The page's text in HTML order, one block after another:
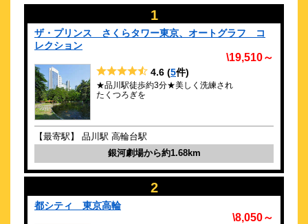
クチコミ-点 (4件)
【品川駅直結】そこにあるのは、あたたかさに満ちたラグジュ
約 1.09 km
京急ＥＸイン品川・新馬場駅北口
2025年3月3日リニューアルオープン！ 品川駅から２駅３分
約 1.2 km
ナインアワーズ品川駅 for men
\4,320～
1
ザ・プリンス さくらタワー東京、オートグラフ コ
レクション
\19,510～
4.6 (5件)
★品川駅徒歩約3分★美しく洗練され
たくつろぎを
【最寄駅】 品川駅 高輪台駅
銀河劇場から約1.68km
2
都シティ 東京高輪
\8,050～